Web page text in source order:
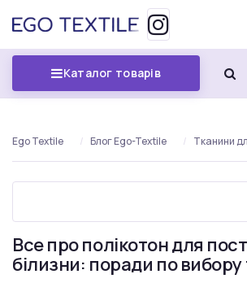
Каталог товарів
Ego Textile Блог Ego-Textile Тканини
Все про полікотон для
білизни: поради по вибору